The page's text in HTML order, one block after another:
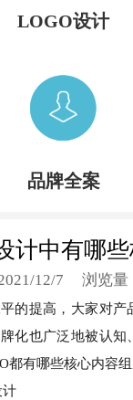
LOGO设计
品牌全案
计中有哪
12/7 浏览量
提高，大家对产
化也广泛地被认知
都有哪些核心内容